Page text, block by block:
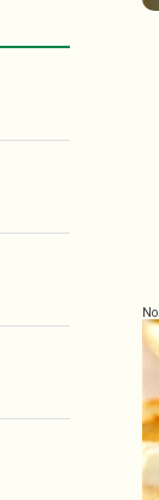
No.